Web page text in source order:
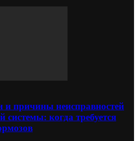
и причины неисправностей
системы: когда требуется